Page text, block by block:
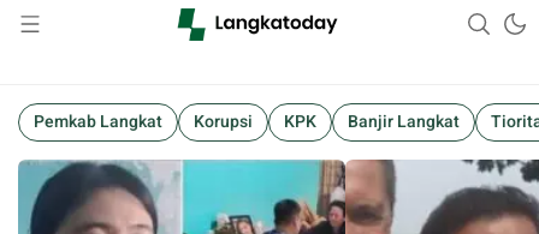
Langkatoday.com
Suara Lokal, Informasi Global
Pemkab Langkat Korupsi KPK Banjir Langkat